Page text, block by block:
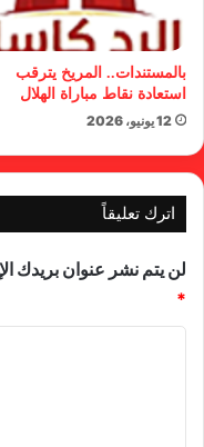
بالمستندات.. المريخ يترقب
استعادة نقاط مباراة الهلال
12 يونيو، 2026
اترك تعليقاً
لن يتم نشر عنوان بريدك
*